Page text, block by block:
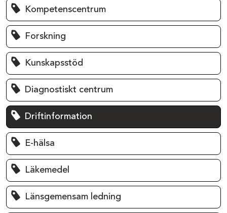
Kompetenscentrum
Forskning
Kunskapsstöd
Diagnostiskt centrum
Driftinformation
E-hälsa
Läkemedel
Länsgemensam ledning